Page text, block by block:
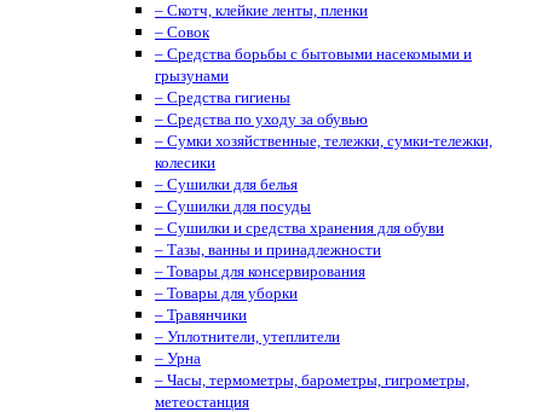
– Скотч, клейкие ленты, пленки
– Совок
– Средства борьбы с бытовыми насекомыми и
грызунами
– Средства гигиены
– Средства по уходу за обувью
– Сумки хозяйственные, тележки, сумки-тележки,
колесики
– Сушилки для белья
– Сушилки для посуды
– Сушилки и средства хранения для обуви
– Тазы, ванны и принадлежности
– Товары для консервирования
– Товары для уборки
– Травянчики
– Уплотнители, утеплители
– Урна
– Часы, термометры, барометры, гигрометры,
метеостанция